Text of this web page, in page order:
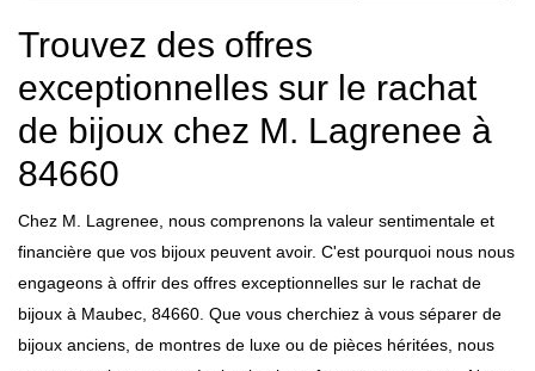
Trouvez des offres
exceptionnelles sur le rachat
de bijoux chez M. Lagrenee à
84660
Chez M. Lagrenee, nous comprenons la valeur sentimentale et
financière que vos bijoux peuvent avoir. C'est pourquoi nous nous
engageons à offrir des offres exceptionnelles sur le rachat de
bijoux à Maubec, 84660. Que vous cherchiez à vous séparer de
bijoux anciens, de montres de luxe ou de pièces héritées, nous